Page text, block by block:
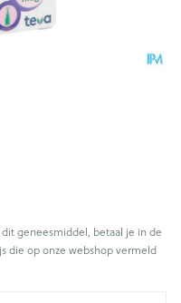
geneesmiddel, betaal je in de
die op onze webshop vermeld